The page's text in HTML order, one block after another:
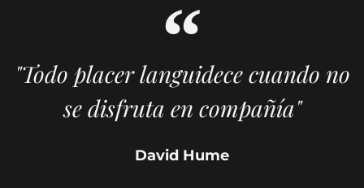
"Todo placer languidece cuando no
se disfruta en compañía"
David Hume